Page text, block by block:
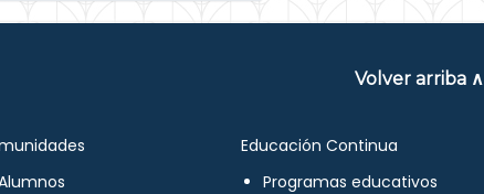
Volver arriba ∧
Educación Continua
Programas educativos